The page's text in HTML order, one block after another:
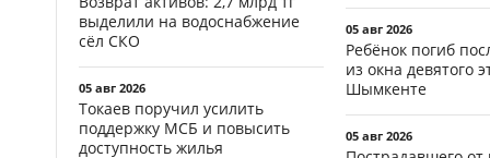
выделили на водоснабжение
сёл СКО
05 авг 2026
Токаев поручил усилить
поддержку МСБ и повысить
доступность жилья
05 авг 2026
Ребёнок погиб
из окна девятого
Шымкенте
05 авг 2026